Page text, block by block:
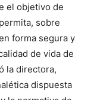
el objetivo de
sobre
forma segura y
de vida de
la directora,
dispuesta